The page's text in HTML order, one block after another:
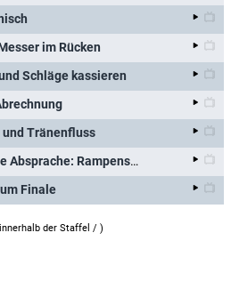
im Rücken
Schläge kassieren
Tränenfluss
Eine ungünstige Absprache: Rampensäue vs. Forsthaus
Finale
der Staffel / )